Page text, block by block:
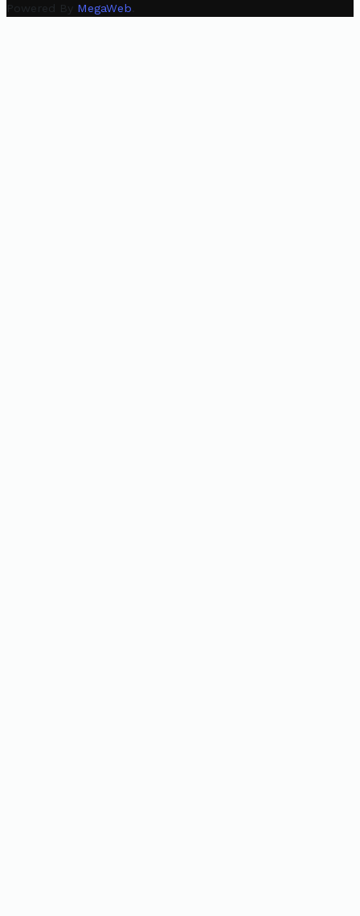
Powered By MegaWeb